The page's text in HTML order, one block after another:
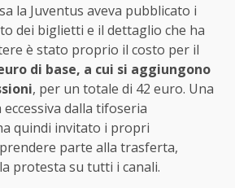
la Juventus aveva pubblicato i
dei biglietti e il dettaglio che ha
è stato proprio il costo per il
di base, a cui si aggiungono
, per un totale di 42 euro. Una
dalla tifoseria
quindi invitato i propri
parte alla trasferta,
protesta su tutti i canali.